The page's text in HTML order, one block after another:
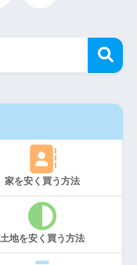
家を安く買う方法
土地を安く買う方法